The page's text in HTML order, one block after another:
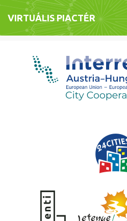
VIRTUÁLIS PIACTÉR